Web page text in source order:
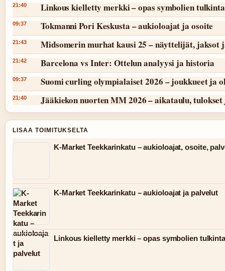
21:40 Linkous kielletty merkki – opas symbolien
09:37 Tokmanni Pori Keskusta – aukioloajat ja osoite
21:43 Midsomerin murhat kausi 25 – näyttelijät, jaksot
21:42 Barcelona vs Inter: Ottelun analyysi ja historia
09:37 Suomi curling olympialaiset 2026 – joukkueet ja
21:40 Jääkiekon nuorten MM 2026 – aikataulu,
LISAA TOIMITUKSELTA
K-Market Teekkarinkatu – aukioloajat, osoite,
K-Market Teekkarinkatu – aukioloajat ja palvelut
Linkous kielletty merkki – opas symbolien